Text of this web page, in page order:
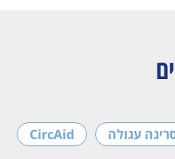
עגולה CircAid